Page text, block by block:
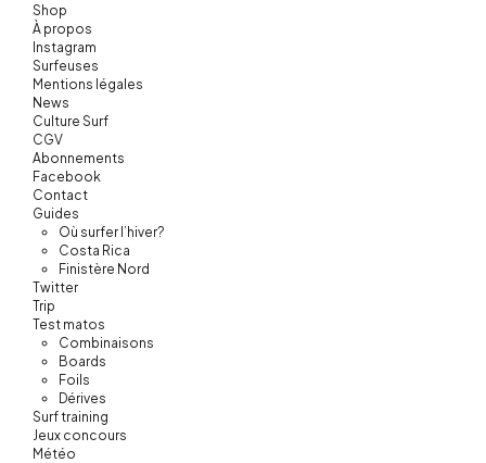
Shop
À propos
Instagram
Surfeuses
Mentions légales
News
Culture Surf
CGV
Abonnements
Facebook
Contact
Guides
Où surfer l’hiver?
Costa Rica
Finistère Nord
Twitter
Trip
Test matos
Combinaisons
Boards
Foils
Dérives
Surf training
Jeux concours
Météo